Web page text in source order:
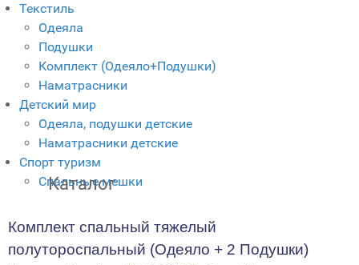
Текстиль
Одеяла
Подушки
Комплект (Одеяло+Подушки)
Наматрасники
Детский мир
Одеяла, подушки детские
Наматрасники детские
Спорт туризм
Спальные мешки
Каталог
Комплект спальный тяжелый
полутороспальный (Одеяло + 2 Подушки)